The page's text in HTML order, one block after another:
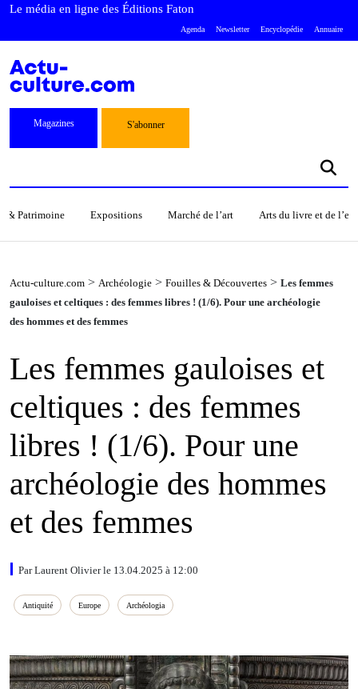
Le média en ligne des Éditions Faton
Agenda Newsletter Encyclopédie Annuaire
Magazines S'abonner
& Patrimoine Expositions Marché de l’art Arts du livre et de
Actu-culture.com > Archéologie > Fouilles & Découvertes > Les femmes
gauloises et celtiques : des femmes libres ! (1/6). Pour une archéologie
des hommes et des femmes
Les femmes gauloises et
celtiques : des femmes
libres ! (1/6). Pour une
archéologie des hommes
et des femmes
Par Laurent Olivier le 13.04.2025 à 12:00
Antiquité Europe Archéologia